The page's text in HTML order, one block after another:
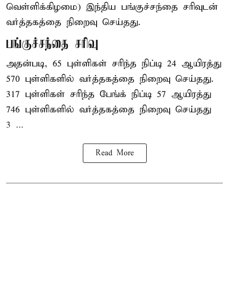
வெள்ளிக்கிழமை) இந்திய பங்குச்சந்தை சரிவுடன்
வர்த்தகத்தை நிறைவு செய்தது.
பங்குச்சந்தை சரிவு
அதன்படி, 65 புள்ளிகள் சரிந்த நிப்டி 24 ஆயிரத்து
570 புள்ளிகளில் வர்த்தகத்தை நிறைவு செய்தது.
317 புள்ளிகள் சரிந்த பேங்க் நிப்டி 57 ஆயிரத்து
746 புள்ளிகளில் வர்த்தகத்தை நிறைவு செய்தது
3 ...
Read More